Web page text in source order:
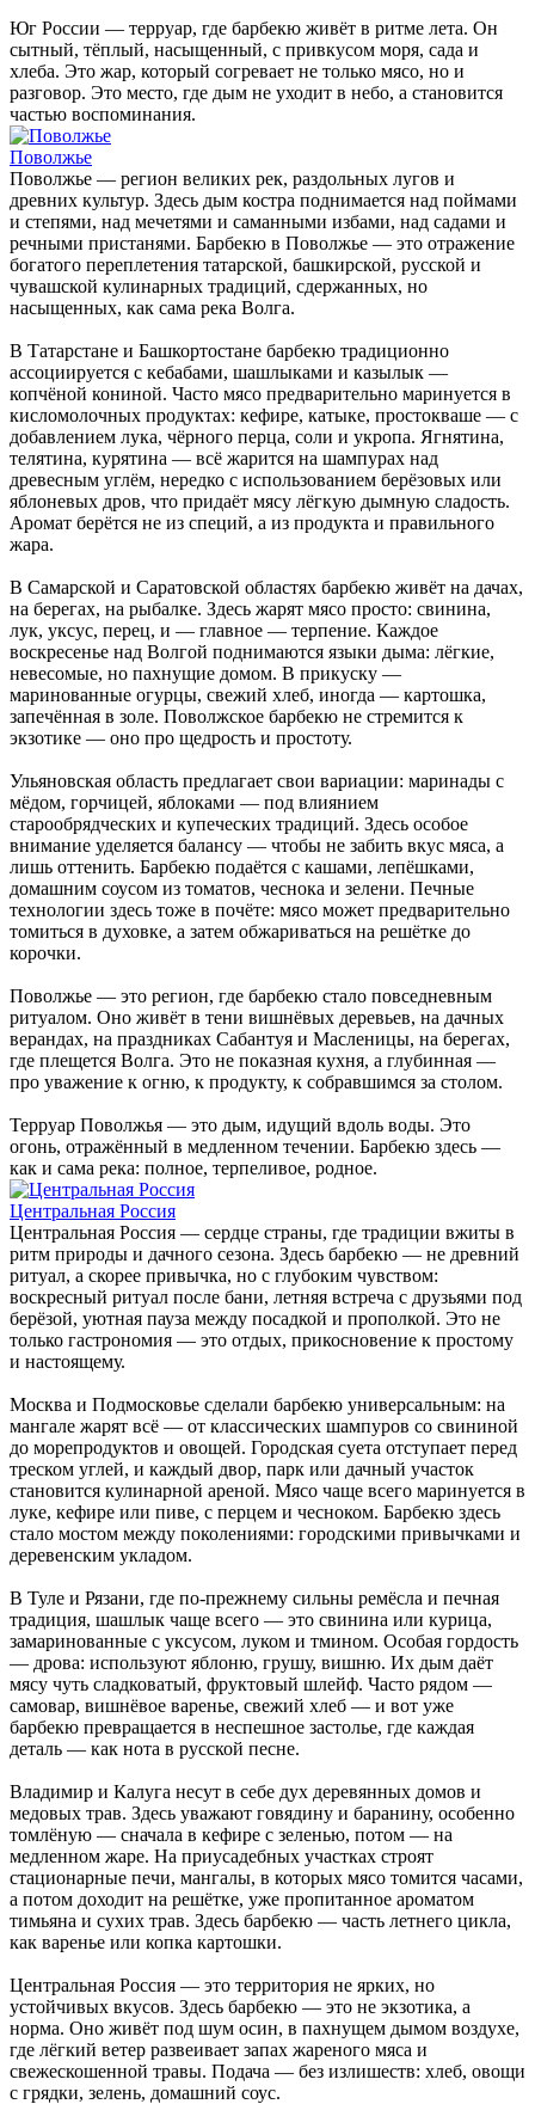
Юг России — терруар, где барбекю живёт в ритме лета. Он
сытный, тёплый, насыщенный, с привкусом моря, сада и
хлеба. Это жар, который согревает не только мясо, но и
разговор. Это место, где дым не уходит в небо, а становится
частью воспоминания.
Поволжье
Поволжье — регион великих рек, раздольных лугов и
древних культур. Здесь дым костра поднимается над поймами
и степями, над мечетями и саманными избами, над садами и
речными пристанями. Барбекю в Поволжье — это отражение
богатого переплетения татарской, башкирской, русской и
чувашской кулинарных традиций, сдержанных, но
насыщенных, как сама река Волга.
В Татарстане и Башкортостане барбекю традиционно
ассоциируется с кебабами, шашлыками и казылык —
копчёной кониной. Часто мясо предварительно маринуется в
кисломолочных продуктах: кефире, катыке, простокваше — с
добавлением лука, чёрного перца, соли и укропа. Ягнятина,
телятина, курятина — всё жарится на шампурах над
древесным углём, нередко с использованием берёзовых или
яблоневых дров, что придаёт мясу лёгкую дымную сладость.
Аромат берётся не из специй, а из продукта и правильного
жара.
В Самарской и Саратовской областях барбекю живёт на дачах,
на берегах, на рыбалке. Здесь жарят мясо просто: свинина,
лук, уксус, перец, и — главное — терпение. Каждое
воскресенье над Волгой поднимаются языки дыма: лёгкие,
невесомые, но пахнущие домом. В прикуску —
маринованные огурцы, свежий хлеб, иногда — картошка,
запечённая в золе. Поволжское барбекю не стремится к
экзотике — оно про щедрость и простоту.
Ульяновская область предлагает свои вариации: маринады с
мёдом, горчицей, яблоками — под влиянием
старообрядческих и купеческих традиций. Здесь особое
внимание уделяется балансу — чтобы не забить вкус мяса, а
лишь оттенить. Барбекю подаётся с кашами, лепёшками,
домашним соусом из томатов, чеснока и зелени. Печные
технологии здесь тоже в почёте: мясо может предварительно
томиться в духовке, а затем обжариваться на решётке до
корочки.
Поволжье — это регион, где барбекю стало повседневным
ритуалом. Оно живёт в тени вишнёвых деревьев, на дачных
верандах, на праздниках Сабантуя и Масленицы, на берегах,
где плещется Волга. Это не показная кухня, а глубинная —
про уважение к огню, к продукту, к собравшимся за столом.
Терруар Поволжья — это дым, идущий вдоль воды. Это
огонь, отражённый в медленном течении. Барбекю здесь —
как и сама река: полное, терпеливое, родное.
Центральная Россия
Центральная Россия — сердце страны, где традиции вжиты в
ритм природы и дачного сезона. Здесь барбекю — не древний
ритуал, а скорее привычка, но с глубоким чувством:
воскресный ритуал после бани, летняя встреча с друзьями под
берёзой, уютная пауза между посадкой и прополкой. Это не
только гастрономия — это отдых, прикосновение к простому
и настоящему.
Москва и Подмосковье сделали барбекю универсальным: на
мангале жарят всё — от классических шампуров со свининой
до морепродуктов и овощей. Городская суета отступает перед
треском углей, и каждый двор, парк или дачный участок
становится кулинарной ареной. Мясо чаще всего маринуется в
луке, кефире или пиве, с перцем и чесноком. Барбекю здесь
стало мостом между поколениями: городскими привычками и
деревенским укладом.
В Туле и Рязани, где по-прежнему сильны ремёсла и печная
традиция, шашлык чаще всего — это свинина или курица,
замаринованные с уксусом, луком и тмином. Особая гордость
— дрова: используют яблоню, грушу, вишню. Их дым даёт
мясу чуть сладковатый, фруктовый шлейф. Часто рядом —
самовар, вишнёвое варенье, свежий хлеб — и вот уже
барбекю превращается в неспешное застолье, где каждая
деталь — как нота в русской песне.
Владимир и Калуга несут в себе дух деревянных домов и
медовых трав. Здесь уважают говядину и баранину, особенно
томлёную — сначала в кефире с зеленью, потом — на
медленном жаре. На приусадебных участках строят
стационарные печи, мангалы, в которых мясо томится часами,
а потом доходит на решётке, уже пропитанное ароматом
тимьяна и сухих трав. Здесь барбекю — часть летнего цикла,
как варенье или копка картошки.
Центральная Россия — это территория не ярких, но
устойчивых вкусов. Здесь барбекю — это не экзотика, а
норма. Оно живёт под шум осин, в пахнущем дымом воздухе,
где лёгкий ветер развеивает запах жареного мяса и
свежескошенной травы. Подача — без излишеств: хлеб, овощи
с грядки, зелень, домашний соус.